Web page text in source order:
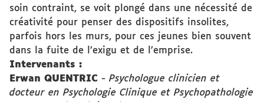
soin contraint, se voit plongé dans une nécessité de
créativité pour penser des dispositifs insolites,
parfois hors les murs, pour ces jeunes bien souvent
dans la fuite de l’exigu et de l’emprise.
Intervenants :
Erwan QUENTRIC - Psychologue clinicien et
docteur en Psychologie Clinique et Psychopathologie